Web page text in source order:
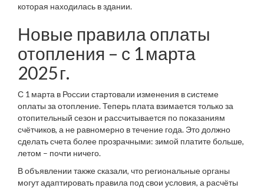
которая находилась в здании.
Новые правила оплаты
отопления – с 1 марта
2025 г.
С 1 марта в России стартовали изменения в системе
оплаты за отопление. Теперь плата взимается только за
отопительный сезон и рассчитывается по показаниям
счётчиков, а не равномерно в течение года. Это должно
сделать счета более прозрачными: зимой платите больше,
летом – почти ничего.
В объявлении также сказали, что региональные органы
могут адаптировать правила под свои условия, а расчёты